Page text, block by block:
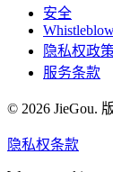
安全
隐私权政策
服务条款
© 2026 JieGou.
隐私权条款